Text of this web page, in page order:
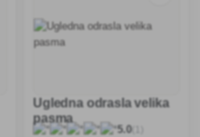
Ugledna odrasla velika
pasma
5.0(1)